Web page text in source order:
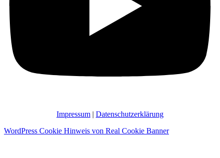
Impressum | Datenschutzerklärung
WordPress Cookie Hinweis von Real Cookie Banner